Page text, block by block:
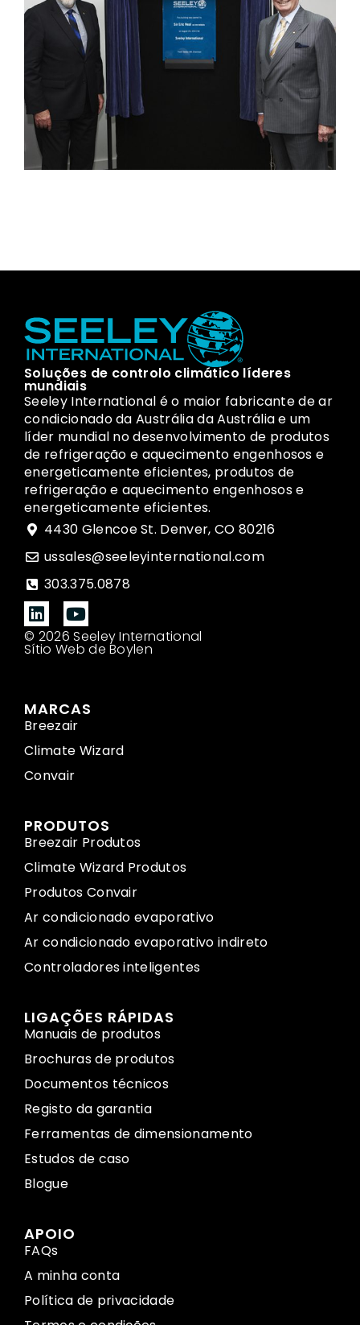
Soluções de controlo climático líderes
mundiais
Seeley International é o maior fabricante de ar
condicionado da Austrália da Austrália e um
líder mundial no desenvolvimento de produtos
de refrigeração e aquecimento engenhosos e
energeticamente eficientes, produtos de
refrigeração e aquecimento engenhosos e
energeticamente eficientes.
4430 Glencoe St. Denver, CO 80216
ussales@seeleyinternational.com
303.375.0878
© 2026 Seeley International
Sítio Web de Boylen
MARCAS
Breezair
Climate Wizard
Convair
PRODUTOS
Breezair Produtos
Climate Wizard Produtos
Produtos Convair
Ar condicionado evaporativo
Ar condicionado evaporativo indireto
Controladores inteligentes
LIGAÇÕES RÁPIDAS
Manuais de produtos
Brochuras de produtos
Documentos técnicos
Registo da garantia
Ferramentas de dimensionamento
Estudos de caso
Blogue
APOIO
FAQs
A minha conta
Política de privacidade